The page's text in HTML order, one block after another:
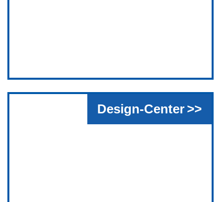
Design-Center